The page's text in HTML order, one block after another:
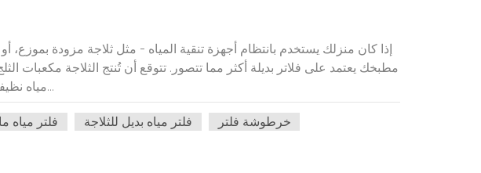
إذا كان منزلك يستخدم بانتظام أجهزة تنقية المياه - مثل ثلاجة مزودة بموزع،
مطبخك يعتمد على فلاتر بديلة أكثر مما تتصور. تتوقع أن تُنتج الثلاجة مكعبات
مياه نظيفة ولذيذة في أي وقت. ولكن وراء كل هذه الراحة ا...
فلتر مياه فلتر مياه بديل للثلاجة
خرطوشة فلتر